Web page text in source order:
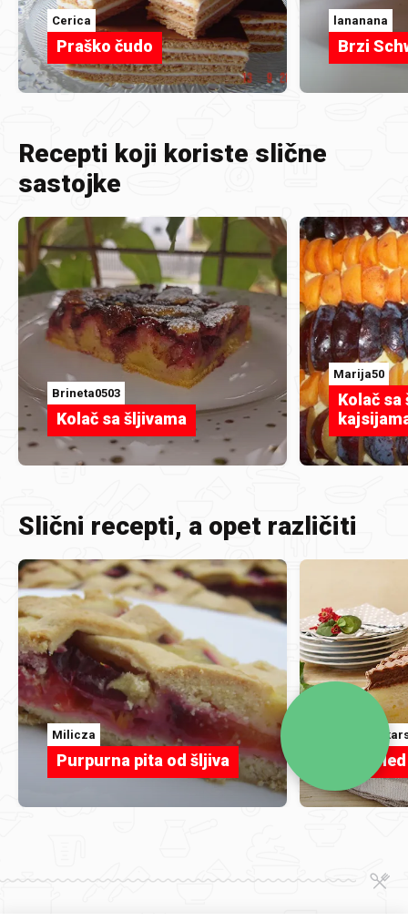
Cerica
Praško čudo
lananana
Brzi
Recepti koji koriste slične
sastojke
Brineta0503
Kolač sa šljivama
Marija50
Kolač sa
Slični recepti, a opet različiti
Milicza
Purpurna pita od šljiva